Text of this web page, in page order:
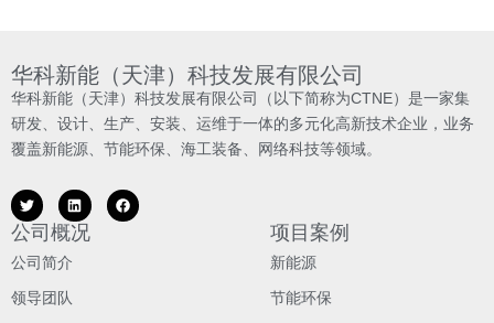
华科新能（天津）科技发展有限公司
华科新能（天津）科技发展有限公司（以下简称为CTNE）是一家集
研发、设计、生产、安装、运维于一体的多元化高新技术企业，业务
覆盖新能源、节能环保、海工装备、网络科技等领域。
公司概况
公司简介
领导团队
项目案例
新能源
节能环保